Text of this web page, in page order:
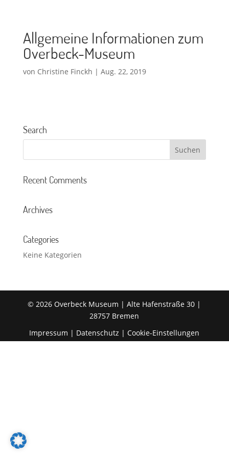
Allgemeine Informationen zum
Overbeck-Museum
von Christine Finckh | Aug. 22, 2019
Search
Recent Comments
Archives
Categories
Keine Kategorien
© 2026 Overbeck Museum | Alte Hafenstraße 30 |
28757 Bremen
Impressum | Datenschutz |Cookie-Einstellungen